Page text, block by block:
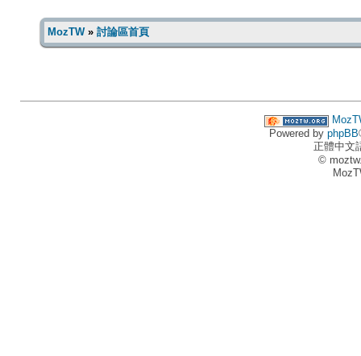
MozTW» 討論區首頁
Powered by phpBB
正體中文
©